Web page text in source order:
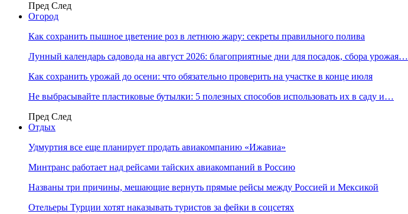
Пред След
Огород
Как сохранить пышное цветение роз в летнюю жару: секреты правильного полива
Лунный календарь садовода на август 2026: благоприятные дни для посадок, сбора урожая…
Как сохранить урожай до осени: что обязательно проверить на участке в конце июля
Не выбрасывайте пластиковые бутылки: 5 полезных способов использовать их в саду и…
Пред След
Отдых
Удмуртия все еще планирует продать авиакомпанию «Ижавиа»
Минтранс работает над рейсами тайских авиакомпаний в Россию
Названы три причины, мешающие вернуть прямые рейсы между Россией и Мексикой
Отельеры Турции хотят наказывать туристов за фейки в соцсетях